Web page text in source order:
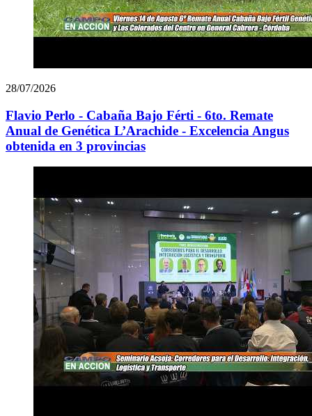
28/07/2026
Flavio Perlo - Cabaña Bajo Férti - 6to. Remate
Anual de Genética L’Arachide - Excelencia Angus
obtenida en 3 provincias